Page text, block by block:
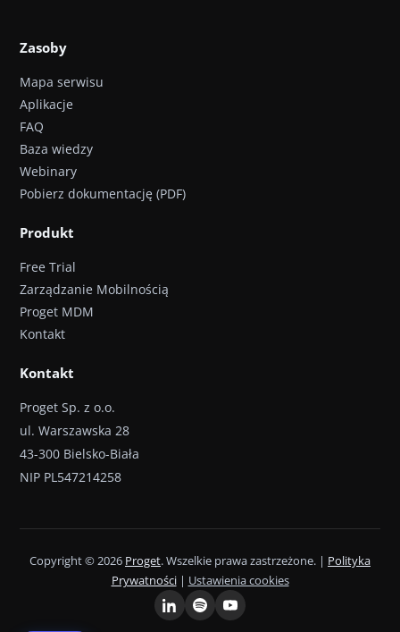
Zasoby
Mapa serwisu
Aplikacje
FAQ
Baza wiedzy
Webinary
Pobierz dokumentację (PDF)
Produkt
Free Trial
Zarządzanie Mobilnością
Proget MDM
Kontakt
Kontakt
Proget Sp. z o.o.
ul. Warszawska 28
43-300 Bielsko-Biała
NIP PL547214258
Copyright © 2026 Proget. Wszelkie prawa zastrzeżone. | Polityka
Prywatności| Ustawienia cookies